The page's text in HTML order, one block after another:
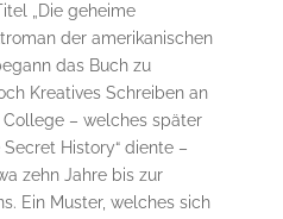
„Die geheime
der amerikanischen
das Buch zu
Kreatives Schreiben an
– welches später
History“ diente –
zehn Jahre bis zur
Ein Muster, welches sich